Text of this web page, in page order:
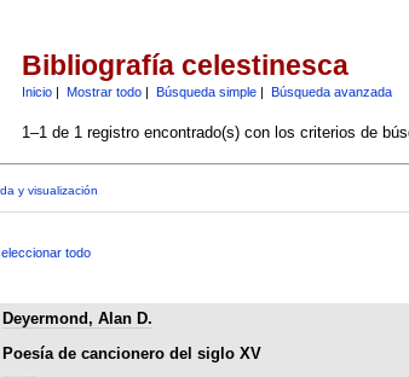
Bibliografía celestinesca
Inicio| Mostrar todo| Búsqueda simple| Búsqueda avanzada
1–1 de 1 registro encontrado(s) con los criterios de
y visualización
todo
Deyermond, Alan D.
Poesía de cancionero del siglo XV